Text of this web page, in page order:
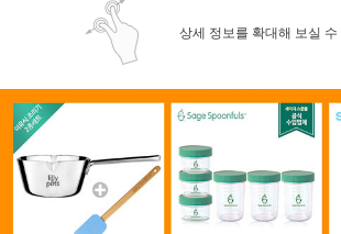
상세 정보를 확대해 보실 수